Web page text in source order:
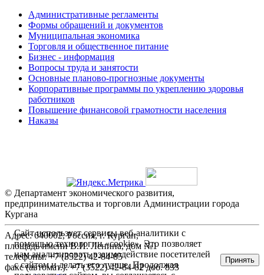
Административные регламенты
Формы обращений и документов
Муниципальная экономика
Торговля и общественное питание
Бизнес - информация
Вопросы труда и занятости
Основные планово-прогнозные документы
Корпоративные программы по укреплению здоровья
работников
Повышение финансовой грамотности населения
Наказы
© Департамент экономического развития,
предпринимательства и торговли Администрации города
Кургана
Адрес: 640002, Россия, г. Курган,
площадь имени В.И. Ленина, дом №1
телефоны: +7 (3522) 42-84-85
факс (автомат.): +7 (3522) 42-84-82 доб. 833
Сайт использует сервисы веб-аналитики с
помощью технологии «cookie». Это позволяет
нам анализировать взаимодействие посетителей
с сайтом и делать его лучше. Продолжая
Принять